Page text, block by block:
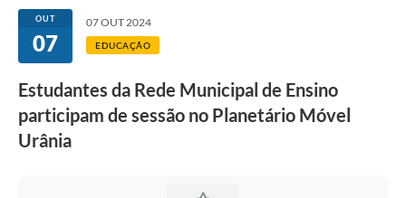
e-sic
Editais e Publicações
Contato
TCE/RS
OUT
07
07 OUT 2024
EDUCAÇÃO
Estudantes da Rede Municipal de Ensino
participam de sessão no Planetário Móvel
Urânia